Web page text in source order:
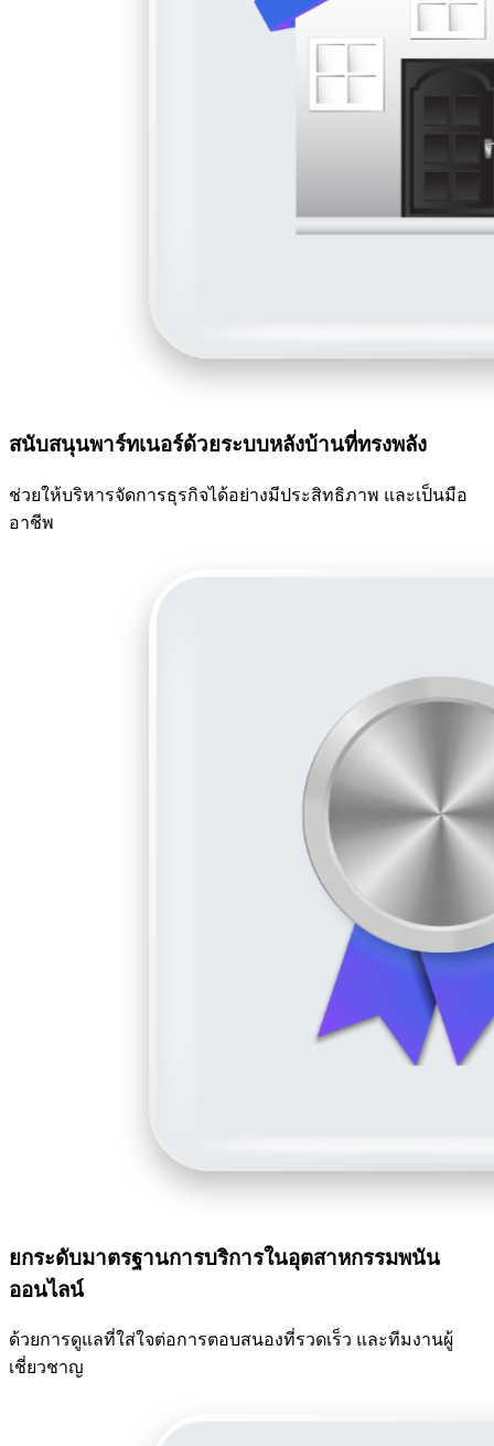
สนับสนุนพาร์ทเนอร์ด้วยระบบหลังบ้านที่ทรงพลัง
ช่วยให้บริหารจัดการธุรกิจได้อย่างมีประสิทธิภาพ และเป็นมือ
อาชีพ
ยกระดับมาตรฐานการบริการในอุตสาหกรรมพนัน
ออนไลน์
ด้วยการดูแลที่ใส่ใจต่อการตอบสนองที่รวดเร็ว และทีมงานผู้
เชี่ยวชาญ